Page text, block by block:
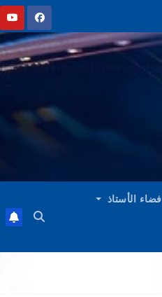
فضاء الأستاذ